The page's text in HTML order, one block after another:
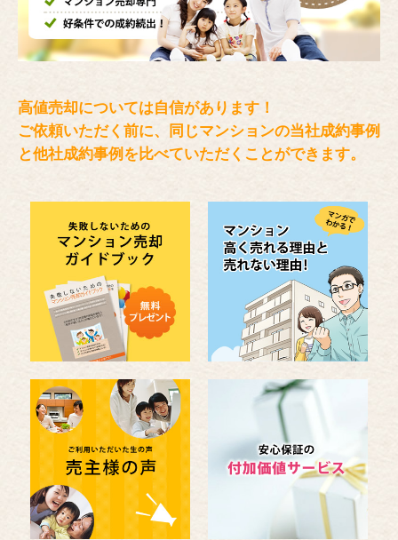
高値売却については自信があります！
ご依頼いただく前に、同じマンションの当社成約事例
と他社成約事例を比べていただくことができます。